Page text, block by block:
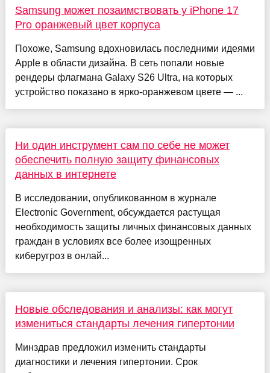
Samsung может позаимствовать у iPhone 17
Pro оранжевый цвет корпуса
Похоже, Samsung вдохновилась последними идеями
Apple в области дизайна. В сеть попали новые
рендеры флагмана Galaxy S26 Ultra, на которых
устройство показано в ярко-оранжевом цвете — ...
Ни один инструмент сам по себе не может
обеспечить полную защиту финансовых
данных в интернете
В исследовании, опубликованном в журнале
Electronic Government, обсуждается растущая
необходимость защиты личных финансовых данных
граждан в условиях все более изощренных
киберугроз в онлай...
Новые обследования и анализы: как могут
измениться стандарты лечения гипертонии
Минздрав предложил изменить стандарты
диагностики и лечения гипертонии. Срок